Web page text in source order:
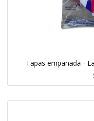
Tapas empanada -